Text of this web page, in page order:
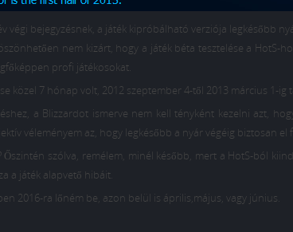
végi bejegyzésnek, a játék kipróbálható verziója legkésőbb
nem kizárt, hogy a játék béta tesztelése a HotS-
profi játékosokat.
közel 7 hónap volt, 2012 szeptember 4-től 2013 március 1-ig
a Blizzardot ismerve nem kell tényként kezelni azt,
véleményem az, hogy legkésőbb a nyár végéig biztosan
szólva, remélem, minél később, mert a HotS-ból
a játék alapvető hibáit.
2016-ra lőném be, azon belül is április,május, vagy június.